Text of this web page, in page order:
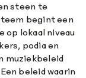
steen te
begint een
op lokaal niveau
podia en
muziekbeleid
beleid waarin